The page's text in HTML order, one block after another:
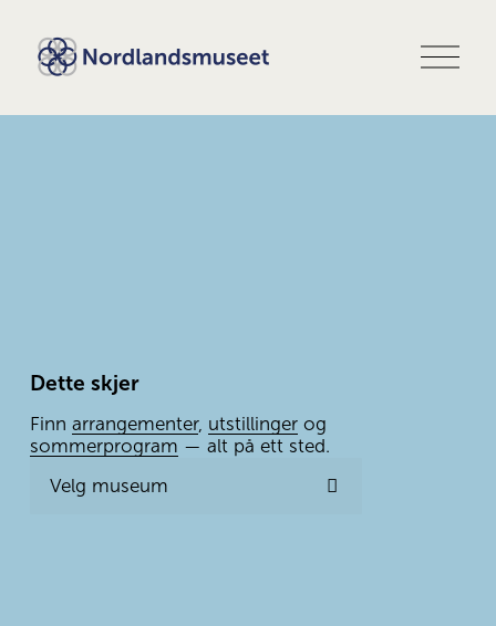
Å
p
e
Dette skjer
Finn arrangementer, utstillinger
sommerprogram — alt på ett sted.
Velg museum